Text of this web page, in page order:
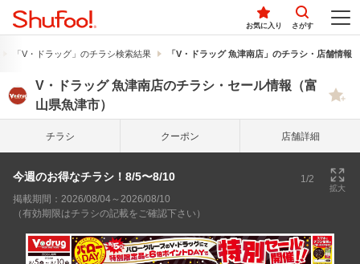
お気に入り さがす
「V・ドラッグ」のチラシ検索結果 「V・ドラッグ 魚津南店」のチラシ・店舗情報
V・ドラッグ 魚津南店のチラシ・セール情報（富
山県魚津市）
チラシ クーポン 店舗詳細
今週のお得なチラシ！8/5〜8/10 1/2
拡大
掲載期間：2026/08/04～2026/08/10
（有効期限はチラシの記載をご確認下さい）